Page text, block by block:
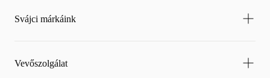
Svájci márkáink
Vevőszolgálat